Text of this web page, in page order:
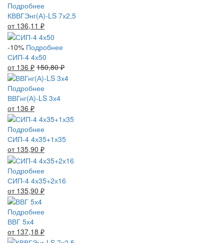
Подробнее
КВВГЭнг(А)-LS 7х2,5
от 136,11 ₽
-10% Подробнее
СИП-4 4х50
от 136 ₽ 150,80₽
Подробнее
ВВГнг(А)-LS 3х4
от 136 ₽
Подробнее
СИП-4 4х35+1х35
от 135,90 ₽
Подробнее
СИП-4 4х35+2х16
от 135,90 ₽
Подробнее
ВВГ 5х4
от 137,18 ₽